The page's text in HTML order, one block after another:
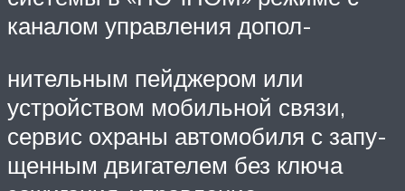
каналом управления допол-
нительным пейджером или
устройством мобильной связи,
сервис охраны автомобиля с запу-
щенным двигателем без ключа